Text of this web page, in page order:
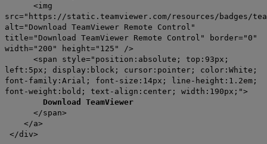
<img
src="https://static.teamviewer.com/resources/badges/
alt="Download TeamViewer Remote Control"
title="Download TeamViewer Remote Control" border="0"
width="200" height="125" />
<span style="position:absolute; top:93px;
left:5px; display:block; cursor:pointer; color:White;
font-family:Arial; font-size:14px; line-height:1.2em;
font-weight:bold; text-align:center; width:190px;">
Download TeamViewer
</span>
</a>
</div>